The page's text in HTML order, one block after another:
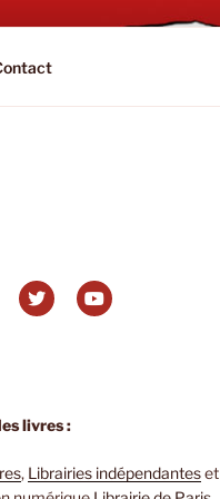
livres :
, Librairies indépendanteset